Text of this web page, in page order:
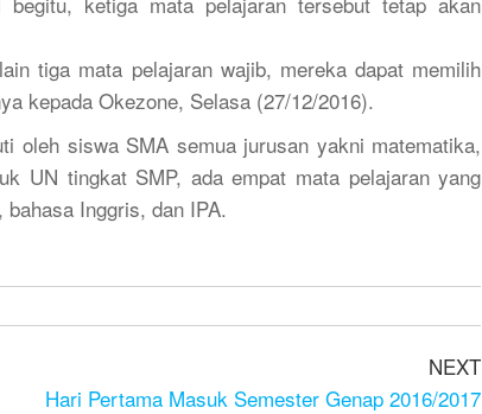
tiga mata pelajaran wajib, mereka dapat memilih
kepada Okezone, Selasa (27/12/2016).
oleh siswa SMA semua jurusan yakni matematika,
UN tingkat SMP, ada empat mata pelajaran yang
Inggris, dan IPA.
NEXT
Hari Pertama Masuk Semester Genap 2016/2017